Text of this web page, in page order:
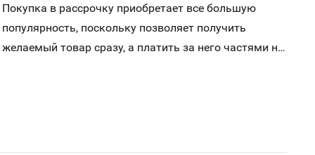
Покупка в рассрочку приобретает все большую
популярность, поскольку позволяет получить
желаемый товар сразу, а платить за него частями на